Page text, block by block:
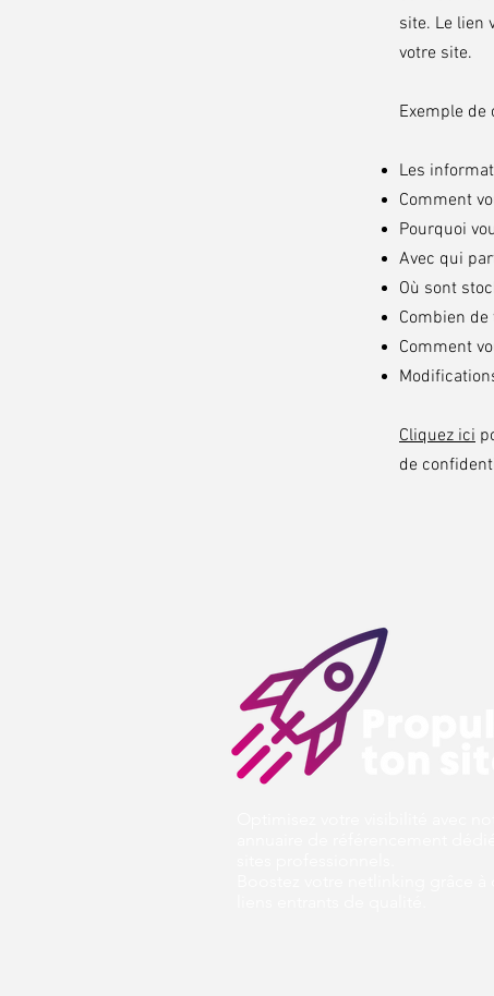
site. Le lien
votre site.
Exemple de
Les
Comment
Pourquoi
Avec qui
Où sont
Combien
Comment
Cliquez ici
de